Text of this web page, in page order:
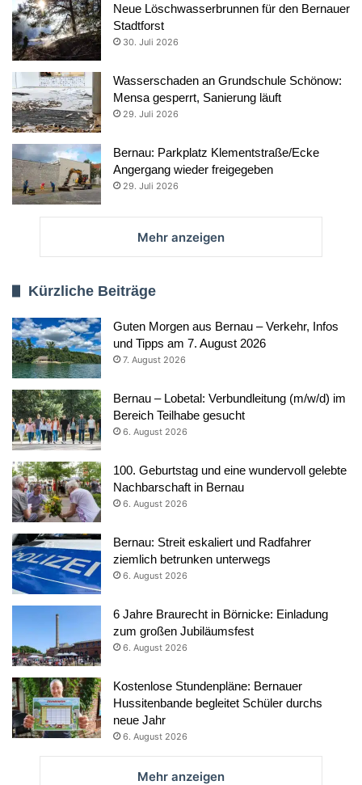
Neue Löschwasserbrunnen für den Bernauer
Stadtforst
30. Juli 2026
Wasserschaden an Grundschule Schönow:
Mensa gesperrt, Sanierung läuft
29. Juli 2026
Bernau: Parkplatz Klementstraße/Ecke
Angergang wieder freigegeben
29. Juli 2026
Mehr anzeigen
Kürzliche Beiträge
Guten Morgen aus Bernau – Verkehr, Infos
und Tipps am 7. August 2026
7. August 2026
Bernau – Lobetal: Verbundleitung (m/w/d) im
Bereich Teilhabe gesucht
6. August 2026
100. Geburtstag und eine wundervoll gelebte
Nachbarschaft in Bernau
6. August 2026
Bernau: Streit eskaliert und Radfahrer
ziemlich betrunken unterwegs
6. August 2026
6 Jahre Braurecht in Börnicke: Einladung
zum großen Jubiläumsfest
6. August 2026
Kostenlose Stundenpläne: Bernauer
Hussitenbande begleitet Schüler durchs
neue Jahr
6. August 2026
Mehr anzeigen